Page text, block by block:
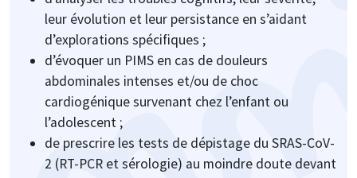
leur évolution et leur persistance en s’aidant
d’explorations spécifiques ;
d’évoquer un PIMS en cas de douleurs
abdominales intenses et/ou de choc
cardiogénique survenant chez l’enfant ou
l’adolescent ;
de prescrire les tests de dépistage du SRAS-CoV-
2 (RT-PCR et sérologie) au moindre doute devant